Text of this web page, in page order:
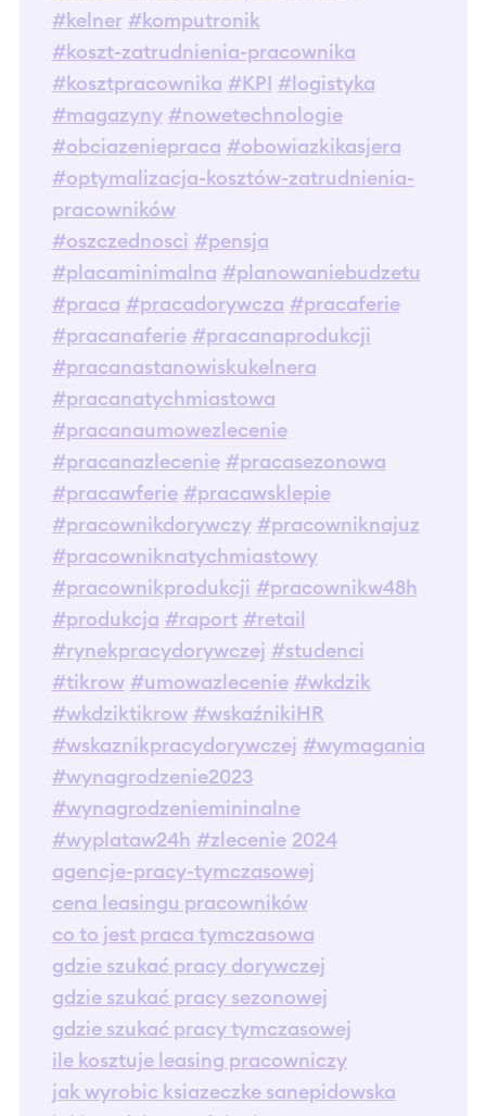
#kelner #komputronik
#koszt-zatrudnienia-pracownika
#kosztpracownika #KPI
#logistyka
#magazyny #nowetechnologie
#obciazeniepraca #obowiazkikasjera
#optymalizacja-kosztów-zatrudnienia-
pracowników
#oszczednosci #pensja
#placaminimalna #planowaniebudzetu
#praca #pracadorywcza #pracaferie
#pracanaferie #pracanaprodukcji
#pracanastanowiskukelnera
#pracanatychmiastowa
#pracanaumowezlecenie
#pracanazlecenie #pracasezonowa
#pracawferie #pracawsklepie
#pracownikdorywczy #pracowniknajuz
#pracowniknatychmiastowy
#pracownikprodukcji #pracownikw48h
#produkcja #raport #retail
#rynekpracydorywczej #studenci
#tikrow #umowazlecenie #wkdzik
#wkdziktikrow #wskaźnikiHR
#wskaznikpracydorywczej #wymagania
#wynagrodzenie2023
#wynagrodzeniemininalne
#wyplataw24h #zlecenie 2024
agencje-pracy-tymczasowej
cena leasingu pracowników
co to jest praca tymczasowa
gdzie szukać pracy dorywczej
gdzie szukać pracy sezonowej
gdzie szukać pracy tymczasowej
ile kosztuje leasing pracowniczy
jak wyrobic ksiazeczke sanepidowska